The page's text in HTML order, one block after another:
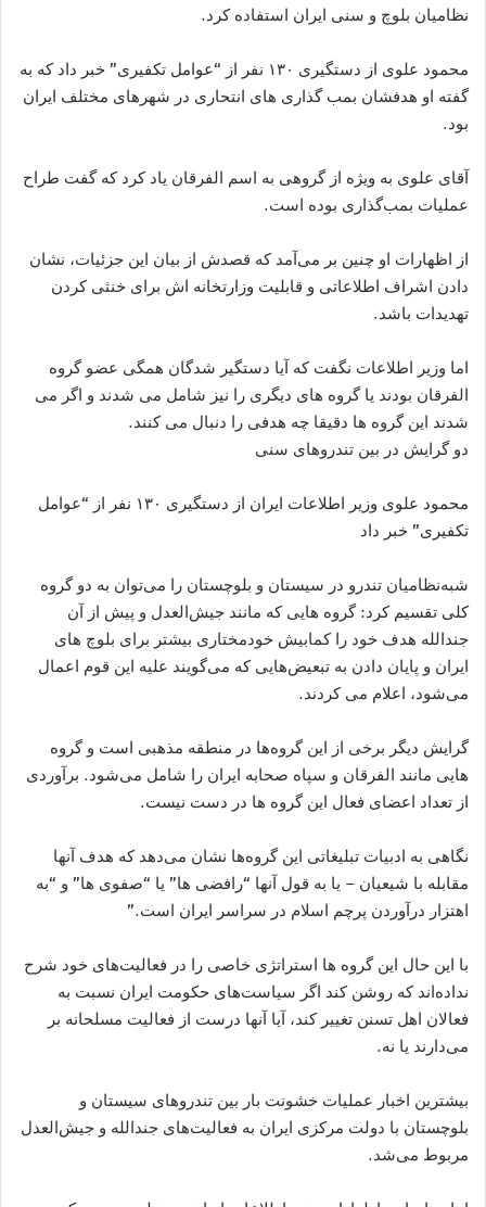
نظامیان بلوچ و سنی ایران استفاده کرد.
محمود علوی از دستگیری ۱۳۰ نفر از “عوامل تکفیری” خبر داد که به
گفته او هدفشان بمب گذاری های انتحاری در شهرهای مختلف ایران
بود.
آقای علوی به ویژه از گروهی به اسم الفرقان یاد کرد که گفت طراح
عملیات بمب‌گذاری بوده است.
از اظهارات او چنین بر می‌آمد که قصدش از بیان این جزئیات، نشان
دادن اشراف اطلاعاتی و قابلیت وزارتخانه اش برای خنثی کردن
تهدیدات باشد.
اما وزیر اطلاعات نگفت که آیا دستگیر شدگان همگی عضو گروه
الفرقان بودند یا گروه های دیگری را نیز شامل می شدند و اگر می
شدند این گروه ها دقیقا چه هدفی را دنبال می کنند.
دو گرایش در بین تندروهای سنی
محمود علوی وزیر اطلاعات ایران از دستگیری ۱۳۰ نفر از “عوامل
تکفیری” خبر داد
شبه‌نظامیان تندرو در سیستان و بلوچستان را می‌توان به دو گروه
کلی تقسیم کرد: گروه هایی که مانند جیش‌العدل و پیش از آن
جندالله هدف خود را کمابیش خودمختاری بیشتر برای بلوچ های
ایران و پایان دادن به تبعیض‌هایی که می‌گویند علیه این قوم اعمال
می‌شود، اعلام می کردند.
گرایش دیگر برخی از این گروه‌ها در منطقه مذهبی است و گروه
هایی مانند الفرقان و سپاه صحابه ایران را شامل می‌شود. برآوردی
از تعداد اعضای فعال این گروه ها در دست نیست.
نگاهی به ادبیات تبلیغاتی این گروه‌ها نشان می‌دهد که هدف آنها
مقابله با شیعیان – یا به قول آنها “رافضی ها” یا “صفوی ها” و “به
اهتزار درآوردن پرچم اسلام در سراسر ایران است.”
با این حال این گروه ها استراتژی خاصی را در فعالیت‌های خود شرح
نداده‌اند که روشن کند اگر سیاست‌های حکومت ایران نسبت به
فعالان اهل تسنن تغییر کند، آیا آنها درست از فعالیت مسلحانه بر
می‌دارند یا نه.
بیشترین اخبار عملیات خشونت بار بین تندروهای سیستان و
بلوچستان با دولت مرکزی ایران به فعالیت‌های جندالله و جیش‌العدل
مربوط می‌شد.